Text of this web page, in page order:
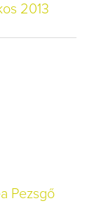
2013
Pezsgő